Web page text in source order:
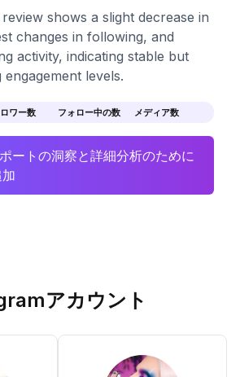
shows a slight decrease in
changes in following, and
activity, indicating stable but
levels.
ワー数 フォロー中の数 メディア数
ートの洞察と詳細分析のために
アカウント